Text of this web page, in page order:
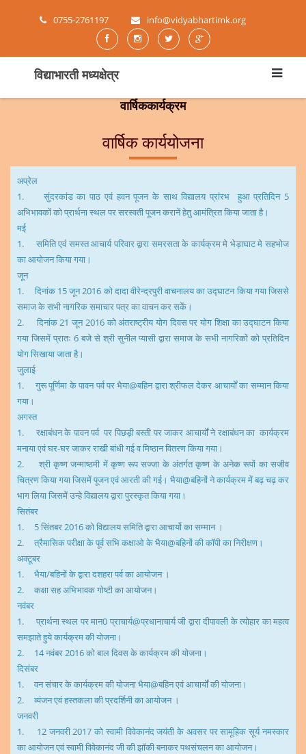
0755-2761197 info@vidyabhartimk.org
विद्याभारती मध्यक्षेत्र
वार्षिककार्यक्रम
वार्षिक कार्ययोजना
अप्रेल
1. सुंदरकांड का पाठ एवं हवन पूजन के साथ विद्यालय प्रांरभ हुआ प्रतिदिन 5
अभिभावकों को प्रार्थना स्थल पर सरस्वती पूजन करानें हेतु आमंत्रित किया जाता है।
मई
1.
समिति एवं समस्त आचार्य परिवार द्वारा समरसता के कार्यक्रम मे भेड़ाघाट मे सहभोज
का आयोजन किया गया।
जून
1. दिनांक 15जून2016 को दादा वीरेन्द्रपुरी वाचनालय का उद्घाटन किया गया जिससे
समाज के सभी नागरिक समाचार पत्र का वाचन कर सकें।
2. दिनांक21 जून2016को अंतराष्ट्रीय योग दिवस पर योग शिक्षा का उद्घाटन किया
गया जिसमें प्रातः 6बजे से श्री सुनील प्यासी द्वारा समाज के सभी नागरिकों को प्रतिदिन
योग सिखाया जाता है।
जुलाई
1. गुरू पूर्णिमा के पावन पर्व पर भैया@बहिन द्वारा श्रीफल देकर आचार्यों का सम्मान किया
गया।
अगस्त
1.
रक्षाबंधन के पावन पर्व पर पिछड़ी बस्ती पर जाकर आचार्यों ने रक्षाबंधन का कार्यक्रम
मनाया एवं घर-घर जाकर राखी बांधी गई व मिष्ठान वितरण किया गया।
2.
श्री कृष्ण जन्माष्ठमी में कृष्ण रूप सज्जा के अंतर्गत कृष्ण के अनेक रूपों का सजीव
चित्रण किया गया जिसमें पूजन एवं आरती की गई। भैया@बहिनों ने कार्यक्रम में बढ़ चढ़ कर
भाग लिया जिसमें उन्हे विद्यालय द्वारा पुरस्कृत किया गया।
सितंबर
1. 5सिंतबर2016को विद्यालय समिति द्वारा आचार्यो का सम्मान ।
2. त्रैमासिक परीक्षा के पूर्व सभि कक्षाओ के भैया@बहिनों की कॉपी का निरीक्षण।
अक्टूबर
1. भैया/बहिनों के द्वारा दशहरा पर्व का आयोजन ।
2.
कक्षा सह अभिभावक गोष्टी का आयोजन।
नवंबर
1. प्रार्थना स्थल पर मान0 प्राचार्य@प्रधानाचार्य जी द्वारा दीपावली के त्योहार का महत्व
समझाते हुये कार्यक्रम की योजना।
2. 14नवंबर2016को बाल दिवस के कार्यक्रम की योजना।
दिसंबर
1. वन संचार के कार्यक्रम की योजना भैया@बहिन एवं आचार्यों की योजना।
2.
व्यंजन एवं हस्तकला की प्रदर्शिनी का आयोजन ।
जनवरी
1. 12जनवरी2017 को स्वामी विवेकानंद जयंती के अवसर पर सामूहिक सूर्य नमस्कार
का आयोजन एवं स्वामी विवेकानंद जी की झॉकी बनाकर पथसंचलन का आयोजन।